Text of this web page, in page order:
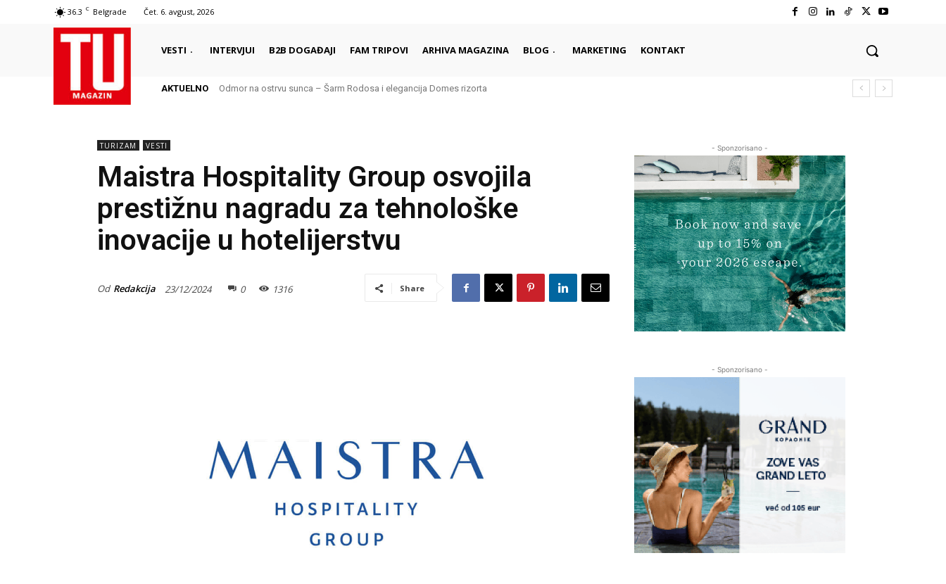
36.3 C Belgrade Čet. 6. avgust, 2026
VESTI INTERVJUI B2B DOGAĐAJI FAM TRIPOVI ARHIVA MAGAZINA BLOG MARKETING KONTAKT
AKTUELNO Odmor na ostrvu sunca – Šarm Rodosa i elegancija Domes rizorta
TURIZAM VESTI
Maistra Hospitality Group osvojila
prestižnu nagradu za tehnološke
inovacije u hotelijerstvu
Od Redakcija 23/12/2024 0 1316 Share
- Sponzorisano -
- Sponzorisano -